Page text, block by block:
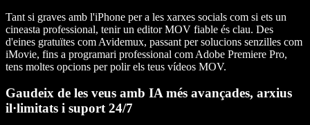
Tant si graves amb l'iPhone per a les xarxes socials com si ets un
cineasta professional, tenir un editor MOV fiable és clau. Des
d'eines gratuïtes com Avidemux, passant per solucions senzilles com
iMovie, fins a programari professional com Adobe Premiere Pro,
tens moltes opcions per polir els teus vídeos MOV.
Gaudeix de les veus amb IA més avançades, arxius
il·limitats i suport 24/7